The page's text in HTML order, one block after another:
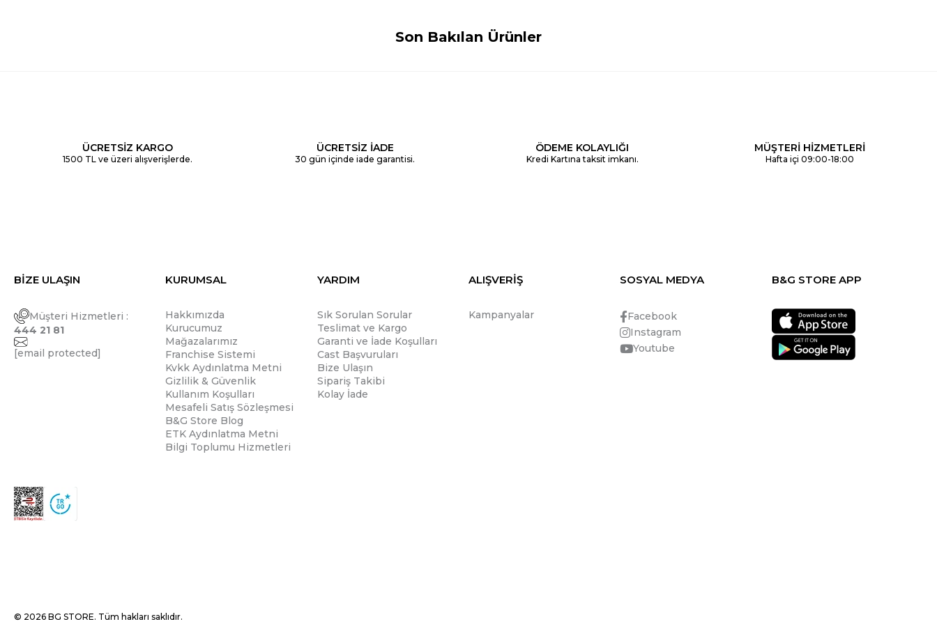
Son Bakılan Ürünler
ÜCRETSİZ KARGO
1500 TL ve üzeri alışverişlerde.
ÜCRETSİZ İADE
30 gün içinde iade garantisi.
ÖDEME KOLAYLIĞI
Kredi Kartına taksit imkanı.
MÜŞTERİ HİZMETLERİ
Hafta içi 09:00-18:00
BİZE ULAŞIN
Müşteri Hizmetleri :
444 21 81
[email protected]
KURUMSAL
Hakkımızda
Kurucumuz
Mağazalarımız
Franchise Sistemi
Kvkk Aydınlatma Metni
Gizlilik & Güvenlik
Kullanım Koşulları
Mesafeli Satış Sözleşmesi
B&G Store Blog
ETK Aydınlatma Metni
Bilgi Toplumu Hizmetleri
YARDIM
Sık Sorulan Sorular
Teslimat ve Kargo
Garanti ve İade Koşulları
Cast Başvuruları
Bize Ulaşın
Sipariş Takibi
Kolay İade
ALIŞVERİŞ
Kampanyalar
SOSYAL MEDYA
Facebook
Instagram
Youtube
B&G STORE APP
© 2026 BG STORE. Tüm hakları saklıdır.